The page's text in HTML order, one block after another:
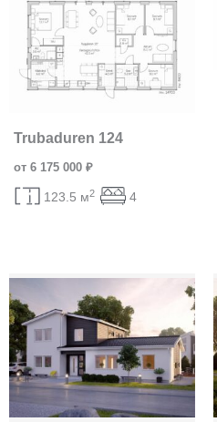
Trubaduren 124
от 6 175 000 ₽
123.5 м2 4